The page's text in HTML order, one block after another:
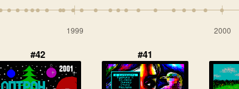
1999 2000
#42 #41